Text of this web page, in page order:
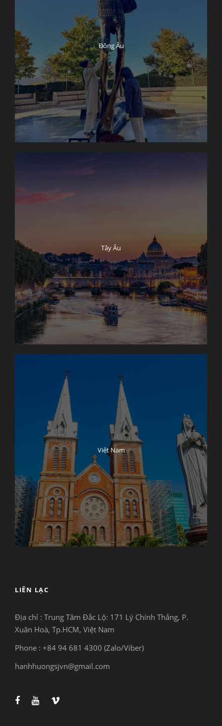
Đông Âu
Tây Âu
Việt Nam
LIÊN LẠC
Địa chỉ : Trung Tâm Đắc Lộ: 171 Lý Chính Thắng, P.
Xuân Hoà, Tp.HCM, Việt Nam
Phone : +84 94 681 4300 (Zalo/Viber)
hanhhuongsjvn@gmail.com